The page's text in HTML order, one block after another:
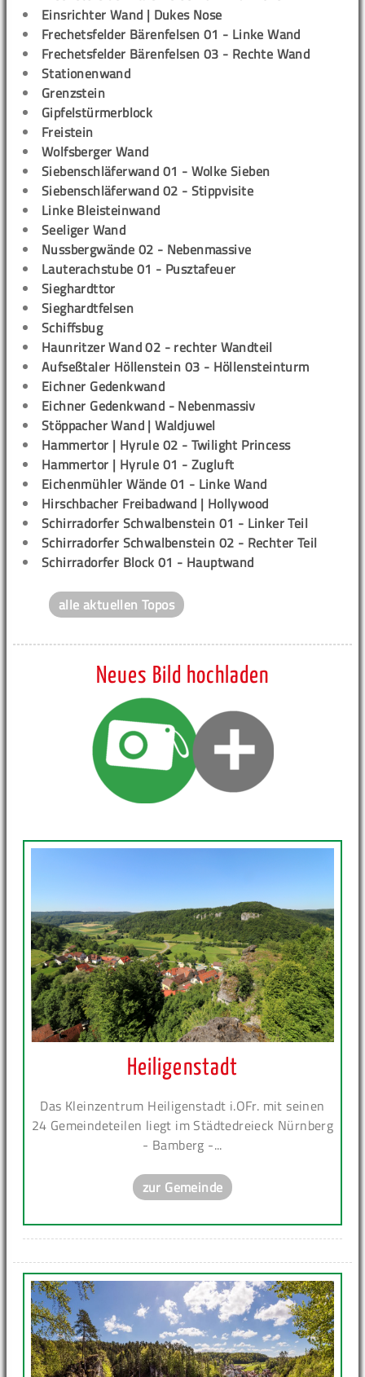
Einsrichter Wand | Dukes Nose
Frechetsfelder Bärenfelsen 01 - Linke Wand
Frechetsfelder Bärenfelsen 03 - Rechte Wand
Stationenwand
Grenzstein
Gipfelstürmerblock
Freistein
Wolfsberger Wand
Siebenschläferwand 01 - Wolke Sieben
Siebenschläferwand 02 - Stippvisite
Linke Bleisteinwand
Seeliger Wand
Nussbergwände 02 - Nebenmassive
Lauterachstube 01 - Pusztafeuer
Sieghardttor
Sieghardtfelsen
Schiffsbug
Haunritzer Wand 02 - rechter Wandteil
Aufseßtaler Höllenstein 03 - Höllensteinturm
Eichner Gedenkwand
Eichner Gedenkwand - Nebenmassiv
Stöppacher Wand | Waldjuwel
Hammertor | Hyrule 02 - Twilight Princess
Hammertor | Hyrule 01 - Zugluft
Eichenmühler Wände 01 - Linke Wand
Hirschbacher Freibadwand | Hollywood
Schirradorfer Schwalbenstein 01 - Linker Teil
Schirradorfer Schwalbenstein 02 - Rechter Teil
Schirradorfer Block 01 - Hauptwand
alle aktuellen Topos
Neues Bild hochladen
Heiligenstadt
Das Kleinzentrum Heiligenstadt i.OFr. mit seinen
24 Gemeindeteilen liegt im Städtedreieck Nürnberg
- Bamberg -...
zur Gemeinde